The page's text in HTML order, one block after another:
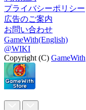
プライバシーポリシー
広告のご案内
お問い合わせ
GameWith(English)
@WIKI
Copyright (C) GameWith